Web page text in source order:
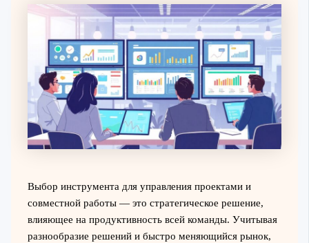
Выбор инструмента для управления проектами и
совместной работы — это стратегическое решение,
влияющее на продуктивность всей команды. Учитывая
разнообразие решений и быстро меняющийся рынок,